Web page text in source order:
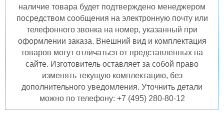
наличие товара будет подтверждено менеджером
посредством сообщения на электронную почту или
телефонного звонка на номер, указанный при
оформлении заказа. Внешний вид и комплектация
товаров могут отличаться от представленных на
сайте. Изготовитель оставляет за собой право
изменять текущую комплектацию, без
дополнительного уведомления. Уточнить детали
можно по телефону: +7 (495) 280-80-12